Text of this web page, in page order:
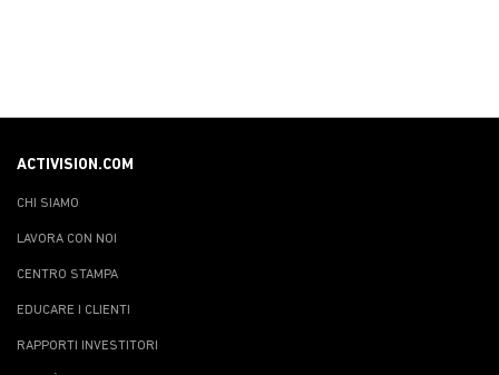
ACTIVISION.COM
CHI SIAMO
LAVORA CON NOI
CENTRO STAMPA
EDUCARE I CLIENTI
RAPPORTI INVESTITORI